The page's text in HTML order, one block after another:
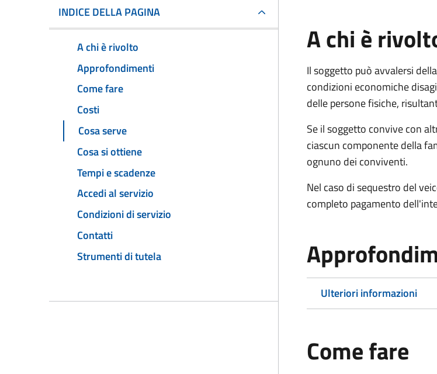
INDICE DELLA PAGINA
A chi è rivolto
Approfondimenti
Come fare
Costi
Cosa serve
Cosa si ottiene
Tempi e scadenze
Accedi al servizio
Condizioni di servizio
Contatti
Strumenti di tutela
A chi è
Il soggetto può avvalersi
condizioni economiche
delle persone fisiche,
Se il soggetto convive con
ciascun componente della
ognuno dei conviventi.
Nel caso di sequestro del
completo pagamento
Ulteriori informazioni
Come fare